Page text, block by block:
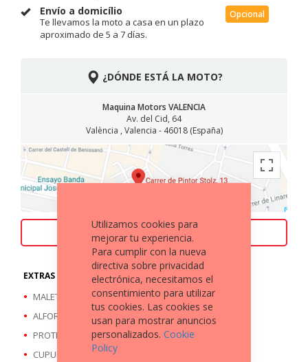
Envío a domicílio
Te llevamos la moto a casa en un plazo
aproximado de 5 a 7 días.
Opcional
¿DÓNDE ESTÁ LA MOTO?
Maquina Motors VALENCIA
Av. del Cid, 64
València , Valencia - 46018 (España)
ACEPTAMOS TU MOTO COMO PARTE DE PAGO
EXTRAS A DESTACAR
MALETA TRASERA
ALFORJAS
PROTECTOR DEFENSAS CUSTOM
CUPULA
Utilizamos cookies para
mejorar tu experiencia.
Para cumplir con la nueva
directiva sobre privacidad
electrónica, necesitamos el
consentimiento para utilizar
tus cookies. Las cookies se
usan para mostrar anuncios
personalizados. Cookie
Policy